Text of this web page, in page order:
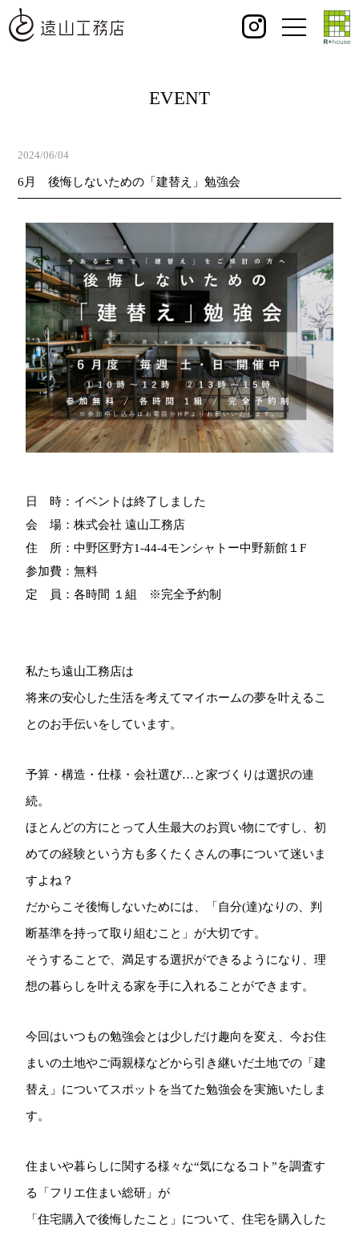
EVENT
2024/06/04
6月 後悔しないための「建替え」勉強会
日 時： イベントは終了しました
会 場：株式会社 遠山工務店
住 所：中野区野方1-44-4モンシャトー中野新館１F
参加費：無料
定 員：各時間 １組 ※完全予約制
私たち遠山工務店は
将来の安心した生活を考えてマイホームの夢を叶えるこ
とのお手伝いをしています。
予算・構造・仕様・会社選び…と家づくりは選択の連
続。
ほとんどの方にとって人生最大のお買い物にですし、初
めての経験という方も多くたくさんの事について迷いま
すよね？
だからこそ後悔しないためには、「自分(達)なりの、判
断基準を持って取り組むこと」が大切です。
そうすることで、満足する選択ができるようになり、理
想の暮らしを叶える家を手に入れることができます。
今回はいつもの勉強会とは少しだけ趣向を変え、今お住
まいの土地やご両親様などから引き継いだ土地での「建
替え」についてスポットを当てた勉強会を実施いたしま
す。
住まいや暮らしに関する様々な“気になるコト”を調査す
る「フリエ住まい総研」が
「住宅購入で後悔したこと」について、住宅を購入した